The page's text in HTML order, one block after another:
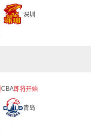
深圳
CBA即将开始
青岛